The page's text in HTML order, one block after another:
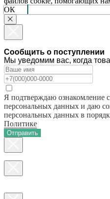
ОК
Сообщить о поступлении
Мы уведомим вас, когда
Я подтверждаю ознакомление
персональных данных и даю
персональных данных в
Политике
Отправить